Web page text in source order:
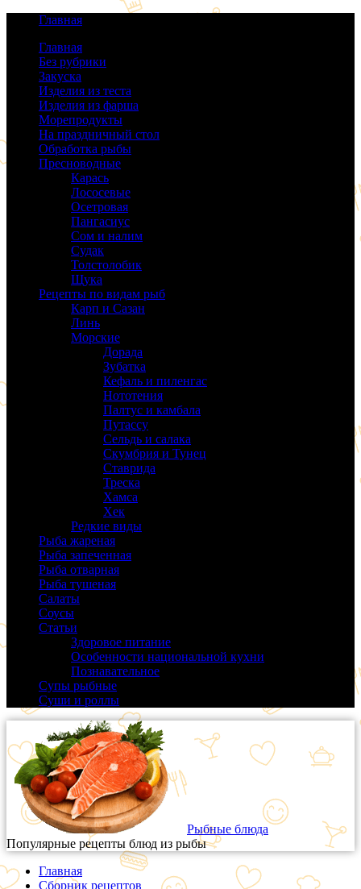
Главная
Главная
Без рубрики
Закуска
Изделия из теста
Изделия из фарша
Морепродукты
На праздничный стол
Обработка рыбы
Пресноводные
Карась
Лососевые
Осетровая
Пангасиус
Сом и налим
Судак
Толстолобик
Щука
Рецепты по видам рыб
Карп и Сазан
Линь
Морские
Дорада
Зубатка
Кефаль и пиленгас
Нототения
Палтус и камбала
Путассу
Сельдь и салака
Скумбрия и Тунец
Ставрида
Треска
Хамса
Хек
Редкие виды
Рыба жареная
Рыба запеченная
Рыба отварная
Рыба тушеная
Салаты
Соусы
Статьи
Здоровое питание
Особенности национальной кухни
Познавательное
Супы рыбные
Суши и роллы
Рыбные блюда
Популярные рецепты блюд из рыбы
Главная
Сборник рецептов